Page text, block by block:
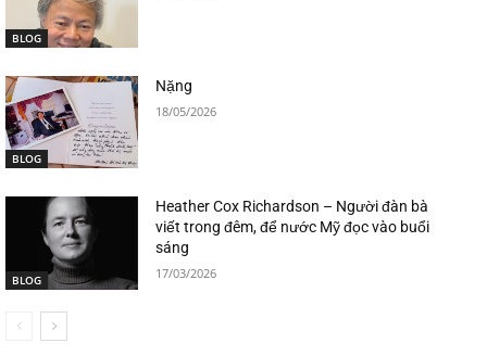
BLOG
BLOG
Nặng
18/05/2026
BLOG
Heather Cox Richardson – Người đàn bà
viết trong đêm, để nước Mỹ đọc vào buổi
sáng
17/03/2026